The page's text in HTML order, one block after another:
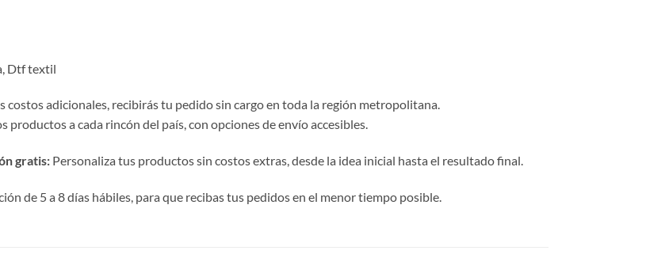
Dtf textil
costos adicionales, recibirás tu pedido sin cargo en toda la región metropolitana.
productos a cada rincón del país, con opciones de envío accesibles.
gratis: Personaliza tus productos sin costos extras, desde la idea inicial hasta el resultado final.
de 5 a 8 días hábiles, para que recibas tus pedidos en el menor tiempo posible.